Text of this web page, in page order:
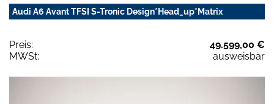
Audi A6 Avant TFSI S-Tronic Design*Head_up*Matrix
Preis:
49.599,00 €
MWSt:
ausweisbar